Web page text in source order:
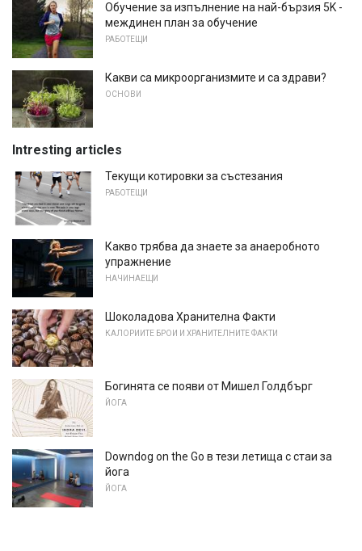
Обучение за изпълнение на най-бързия 5K -
междинен план за обучение
РАБОТЕЩИ
Какви са микроорганизмите и са здрави?
ОСНОВИ
Intresting articles
Текущи котировки за състезания
РАБОТЕЩИ
Какво трябва да знаете за анаеробното
упражнение
НАЧИНАЕЩИ
Шоколадова Хранителна Факти
КАЛОРИИТЕ БРОИ И ХРАНИТЕЛНИТЕ ФАКТИ
Богинята се появи от Мишел Голдбърг
ЙОГА
Downdog on the Go в тези летища с стаи за
йога
ЙОГА